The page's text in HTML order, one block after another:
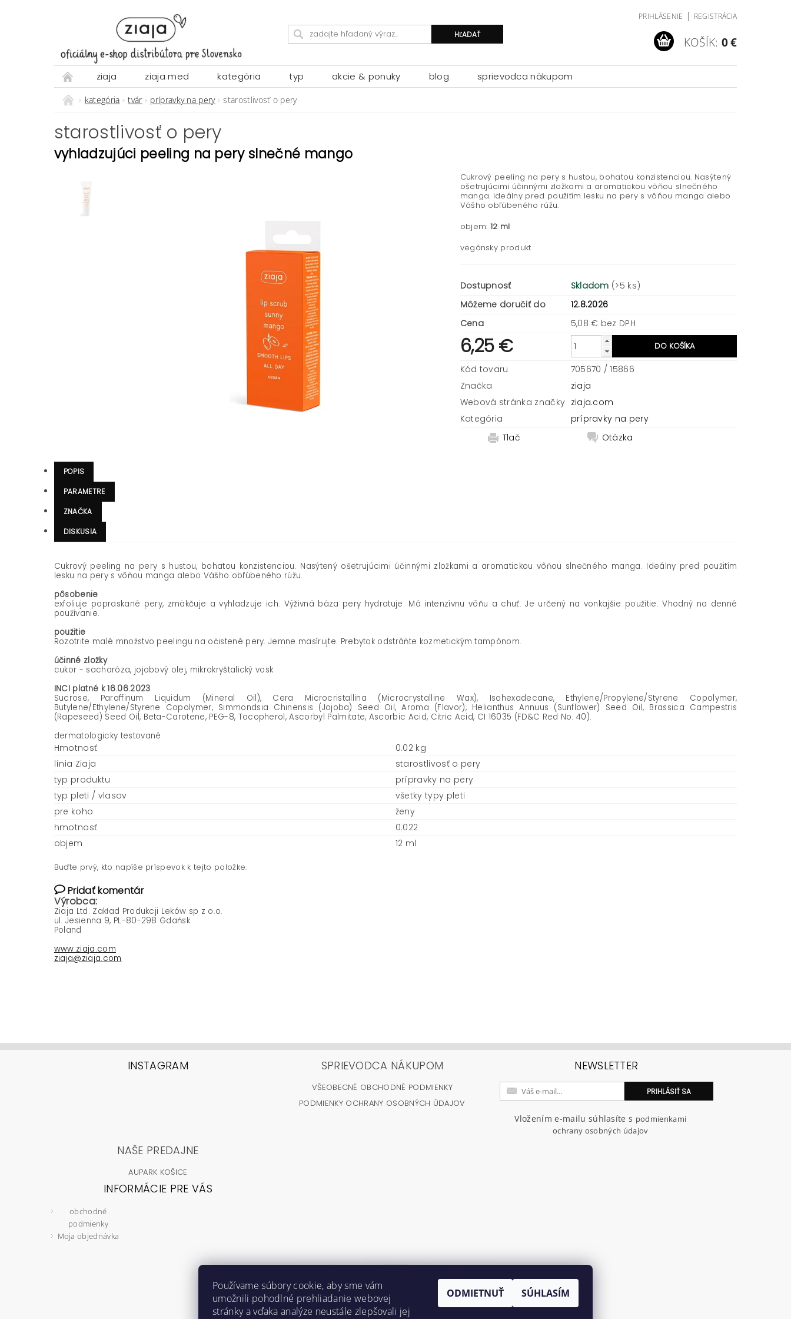
PRIHLÁSENIE | REGISTRÁCIA
KOŠÍK: 0 €
ziaja ziaja med kategória typ akcie & ponuky blog sprievodca nákupom
kategória tvár prípravky na pery starostlivosť o pery
starostlivosť o pery
vyhladzujúci peeling na pery slnečné mango
Cukrový peeling na pery s hustou, bohatou konzistenciou. Nasýtený
ošetrujúcimi účinnými zložkami a aromatickou vôňou slnečného
manga. Ideálny pred použitím lesku na pery s vôňou manga alebo
Vášho obľúbeného rúžu.
objem: 12 ml
vegánsky produkt
Dostupnosť Skladom (>5 ks)
Môžeme doručiť do
12.8.2026
Cena
5,08 € bez DPH
6,25 €
Kód tovaru
705670 / 15866
Značka
ziaja
Webová stránka značky ziaja.com
Kategória
prípravky na pery
Tlač
Otázka
POPIS
PARAMETRE
ZNAČKA
DISKUSIA
Cukrový peeling na pery s hustou, bohatou konzistenciou. Nasýtený ošetrujúcimi účinnými zložkami a aromatickou vôňou slnečného manga. Ideálny pred použitím
lesku na pery s vôňou manga alebo Vášho obľúbeného rúžu.
pôsobenie
exfoliuje popraskané pery, zmäkčuje a vyhladzuje ich. Výživná báza pery hydratuje. Má intenzívnu vôňu a chuť. Je určený na vonkajšie použitie. Vhodný na denné
používanie.
použitie
Rozotrite malé množstvo peelingu na očistené pery. Jemne masírujte. Prebytok odstráňte kozmetickým tampónom.
účinné zložky
cukor - sacharóza, jojobový olej, mikrokryštalický vosk
INCI platné k 16.06.2023
Sucrose, Paraffinum Liquidum (Mineral Oil), Cera Microcristallina (Microcrystalline Wax), Isohexadecane, Ethylene/Propylene/Styrene Copolymer,
Butylene/Ethylene/Styrene Copolymer, Simmondsia Chinensis (Jojoba) Seed Oil, Aroma (Flavor), Helianthus Annuus (Sunflower) Seed Oil, Brassica Campestris
(Rapeseed) Seed Oil, Beta-Carotene, PEG-8, Tocopherol, Ascorbyl Palmitate, Ascorbic Acid, Citric Acid, CI 16035 (FD&C Red No. 40).
dermatologicky testované
Hmotnosť
0.02 kg
línia Ziaja
starostlivosť o pery
typ produktu
prípravky na pery
typ pleti / vlasov
všetky typy pleti
pre koho
ženy
hmotnosť
0.022
objem
12 ml
Buďte prvý, kto napíše príspevok k tejto položke.
Pridať komentár
Výrobca:
Ziaja Ltd. Zakład Produkcji Leków sp z o.o.
ul. Jesienna 9, PL-80-298 Gdańsk
Poland
www.ziaja.com
ziaja@ziaja.com
INSTAGRAM SPRIEVODCA NÁKUPOM
VŠEOBECNÉ OBCHODNÉ PODMIENKY
PODMIENKY OCHRANY OSOBNÝCH ÚDAJOV
NEWSLETTER
Vložením e-mailu súhlasíte s podmienkami
ochrany osobných údajov
NAŠE PREDAJNE
AUPARK KOŠICE
INFORMÁCIE PRE VÁS
obchodné
podmienky
Moja objednávka
Používame súbory cookie, aby sme vám
umožnili pohodlné prehliadanie webovej
stránky a vďaka analýze neustále zlepšovali jej
ODMIETNUŤ SÚHLASÍM